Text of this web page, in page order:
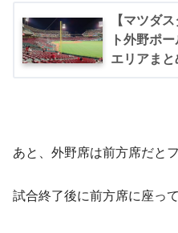
【マツダ
ト外野ポ
エリアまと
あと、外野席は前方席だと
試合終了後に前方席に座っ